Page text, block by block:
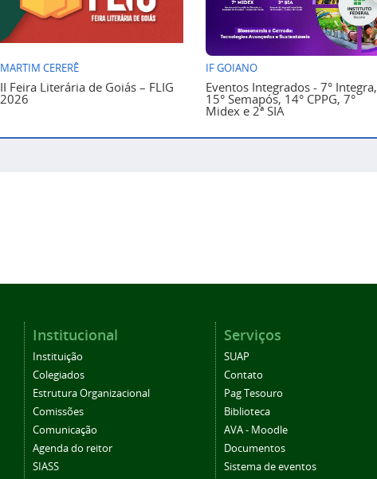
MARTIM CERERÊ
II Feira Literária de Goiás – FLIG
2026
IF GOIANO
Eventos Integrados - 7° Integra,
15° Semapós, 14° CPPG, 7°
Midex e 2ª SIA
Institucional
Instituição
Colegiados
Estrutura Organizacional
Comissões
Comunicação
Agenda do reitor
SIASS
Serviços
SUAP
Contato
Pag Tesouro
Biblioteca
AVA - Moodle
Documentos
Sistema de eventos